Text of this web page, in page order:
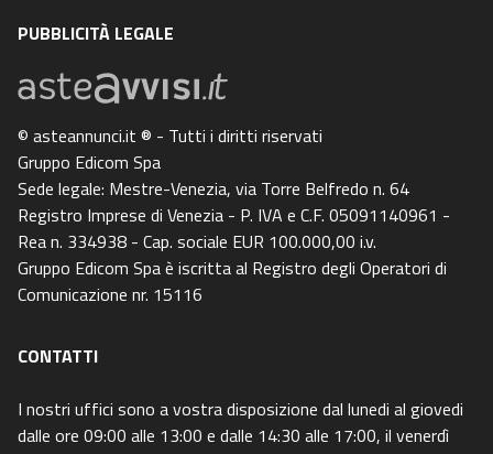
PUBBLICITÀ LEGALE
© asteannunci.it ® - Tutti i diritti riservati
Gruppo Edicom Spa
Sede legale: Mestre-Venezia, via Torre Belfredo n. 64
Registro Imprese di Venezia - P. IVA e C.F. 05091140961 -
Rea n. 334938 - Cap. sociale EUR 100.000,00 i.v.
Gruppo Edicom Spa è iscritta al Registro degli Operatori di
Comunicazione nr. 15116
CONTATTI
I nostri uffici sono a vostra disposizione dal lunedi al giovedi
dalle ore 09:00 alle 13:00 e dalle 14:30 alle 17:00, il venerdì